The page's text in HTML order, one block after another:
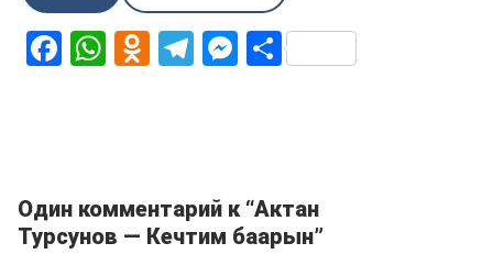
Facebook
WhatsApp
Odnoklassniki
Telegram
Messenger
Share
Один комментарий к “Актан
Турсунов — Кечтим баарын”